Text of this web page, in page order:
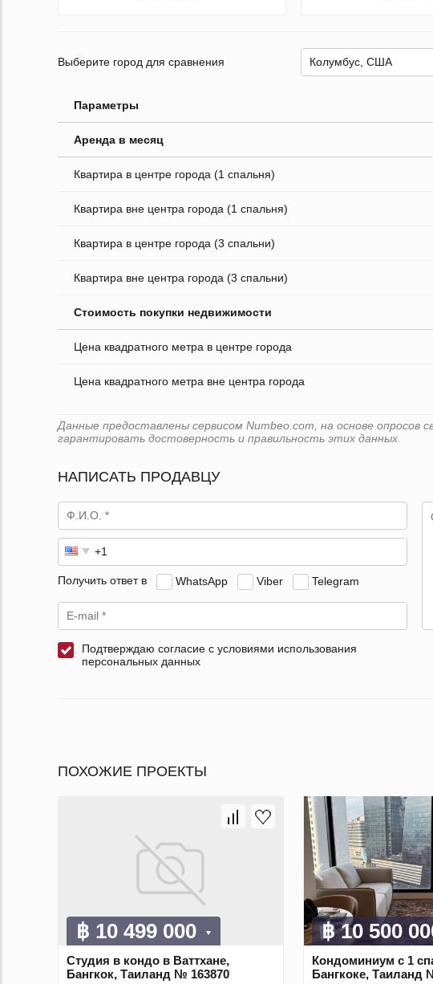
Выберите город для сравнения
Параметры
Аренда в месяц
Квартира в центре города (1 спальня)
Квартира вне центра города (1 спальня)
Квартира в центре города (3 спальни)
Квартира вне центра города (3 спальни)
Стоимость покупки недвижимости
Цена квадратного метра в центре города
Цена квадратного метра вне центра города
Данные предоставлены сервисом Numbeo.com, на основе опросов
гарантировать достоверность и правильность этих данных.
НАПИСАТЬ ПРОДАВЦУ
Получить ответ в WhatsApp Viber Telegram
Подтверждаю согласие с условиями использования
персональных данных
ПОХОЖИЕ ПРОЕКТЫ
฿ 10 499 000
Студия в кондо в Ваттхане,
Бангкок, Таиланд № 163870
฿ 10 500
Кондоминиум с 1
Бангкоке, Таиланд